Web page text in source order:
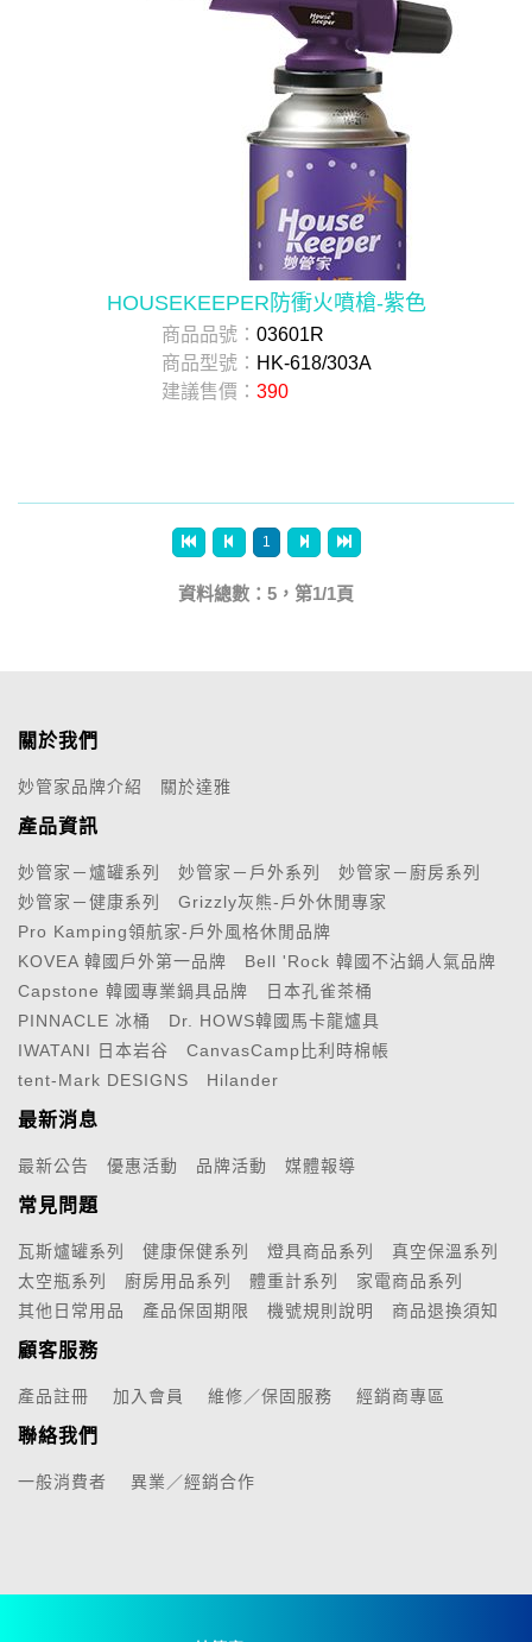
HOUSEKEEPER防衝火噴槍-紫色
商品品號： 03601R
商品型號： HK-618/303A
建議售價： 390
1
資料總數：5，第1/1頁
關於我們
妙管家品牌介紹 關於達雅
產品資訊
妙管家－爐罐系列 妙管家－戶外系列
妙管家－廚房系列
妙管家－健康系列
Grizzly灰熊-戶外休閒專家
Pro Kamping領航家-戶外風格休閒品牌
KOVEA 韓國戶外第一品牌
Bell 'Rock 韓國不沾鍋人氣品牌
Capstone 韓國專業鍋具品牌
日本孔雀茶桶
PINNACLE 冰桶
Dr. HOWS韓國馬卡龍爐具
IWATANI 日本岩谷
CanvasCamp比利時棉帳
tent-Mark DESIGNS
Hilander
最新消息
最新公告 優惠活動 品牌活動 媒體報導
常見問題
瓦斯爐罐系列 健康保健系列 燈具商品系列
真空保溫系列
太空瓶系列
廚房用品系列 體重計系列
家電商品系列
其他日常用品
產品保固期限 機號規則說明 商品退換須知
顧客服務
產品註冊 加入會員 維修／保固服務 經銷商專區
聯絡我們
一般消費者 異業／經銷合作